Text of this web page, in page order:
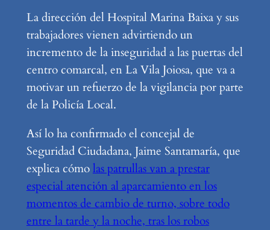
La dirección del Hospital Marina Baixa y sus
trabajadores vienen advirtiendo un
incremento de la inseguridad a las puertas del
centro comarcal, en La Vila Joiosa, que va a
motivar un refuerzo de la vigilancia por parte
de la Policía Local.
Así lo ha confirmado el concejal de
Seguridad Ciudadana, Jaime Santamaría, que
explica cómolas patrullas van a prestar
especial atención al aparcamiento en los
momentos de cambio de turno, sobre todo
entre la tarde y la noche, tras los robos